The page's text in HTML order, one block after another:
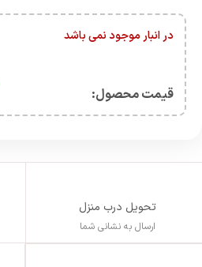
در انبار موجود نمی باشد
قیمت محصول:​
تحویل درب منزل
ارسال به نشانی شما